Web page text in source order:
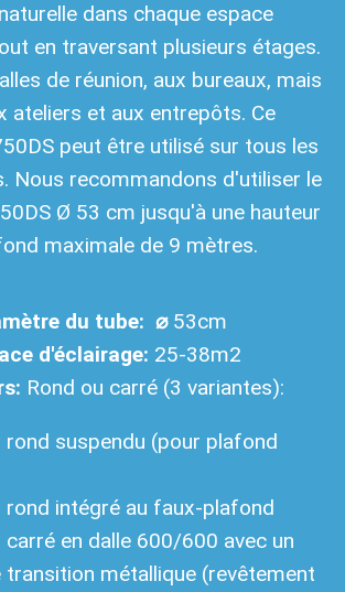
dans chaque espace
en traversant plusieurs étages.
de réunion, aux bureaux, mais
ateliers et aux entrepôts. Ce
peut être utilisé sur tous les
Nous recommandons d'utiliser le
Ø 53 cm jusqu'à une hauteur
maximale de 9 mètres.
du tube: ⌀ 53cm
d'éclairage: 25-38m2
Rond ou carré (3 variantes):
suspendu (pour plafond
rond intégré au faux-plafond
en dalle 600/600 avec un
transition métallique (revêtement